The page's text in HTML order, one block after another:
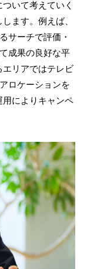
いて考えていく
ます。例えば、
サーチで評価・
成果の良好な平
エリアではテレビ
ロケーションを
によりキャンペ